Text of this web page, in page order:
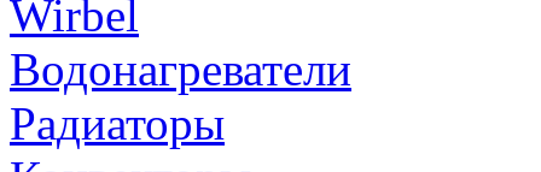
Wirbel
Водонагреватели
Радиаторы